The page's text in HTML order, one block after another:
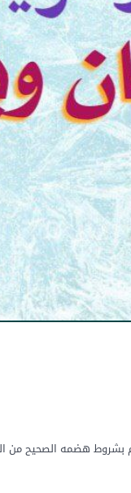
بشروط هضمه الصحيح